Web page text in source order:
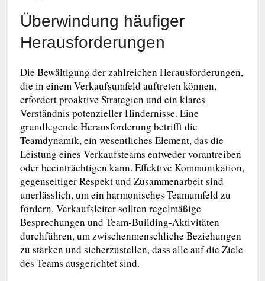
Überwindung häufiger
Herausforderungen
Die Bewältigung der zahlreichen Herausforderungen,
die in einem Verkaufsumfeld auftreten können,
erfordert proaktive Strategien und ein klares
Verständnis potenzieller Hindernisse. Eine
grundlegende Herausforderung betrifft die
Teamdynamik, ein wesentliches Element, das die
Leistung eines Verkaufsteams entweder vorantreiben
oder beeinträchtigen kann. Effektive Kommunikation,
gegenseitiger Respekt und Zusammenarbeit sind
unerlässlich, um ein harmonisches Teamumfeld zu
fördern. Verkaufsleiter sollten regelmäßige
Besprechungen und Team-Building-Aktivitäten
durchführen, um zwischenmenschliche Beziehungen
zu stärken und sicherzustellen, dass alle auf die Ziele
des Teams ausgerichtet sind.